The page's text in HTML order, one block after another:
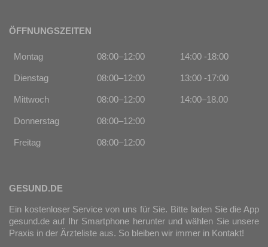
ÖFFNUNGSZEITEN
Montag 08:00–12:00 14:00 -18:00
Dienstag 08:00–12:00 13:00 -17:00
Mittwoch 08:00–12:00 14:00–18.00
Donnerstag 08:00–12:00
Freitag 08:00–12:00
GESUND.DE
Ein kostenloser Service von uns für Sie. Bitte laden Sie die App
gesund.de auf Ihr Smartphone herunter und wählen Sie unsere
Praxis in der Ärzteliste aus. So bleiben wir immer in Kontakt!